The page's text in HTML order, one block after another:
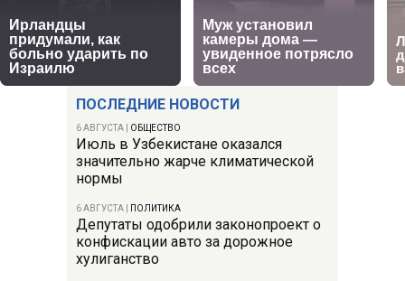
ПОСЛЕДНИЕ НОВОСТИ
6 АВГУСТА ОБЩЕСТВО
Июль в Узбекистане оказался
значительно жарче климатической
нормы
6 АВГУСТА ПОЛИТИКА
Депутаты одобрили законопроект о
конфискации авто за дорожное
хулиганство